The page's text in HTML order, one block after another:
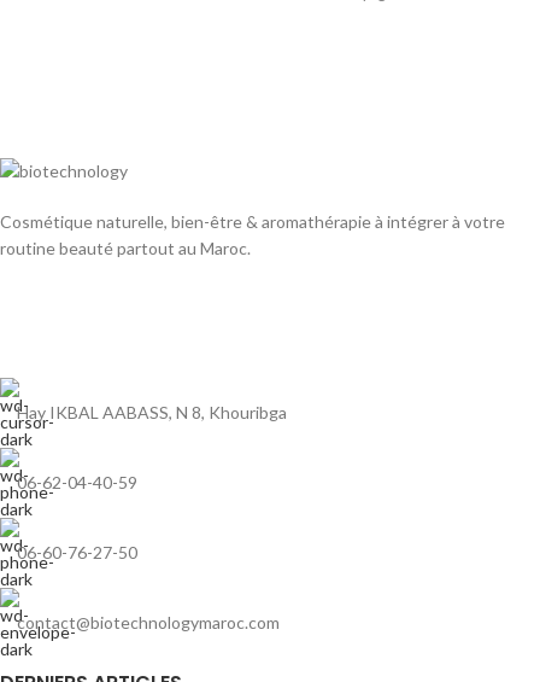
Cosmétique naturelle, bien-être & aromathérapie à intégrer à votre
routine beauté partout au Maroc.
Hay IKBAL AABASS, N 8, Khouribga
06-62-04-40-59
06-60-76-27-50
contact@biotechnologymaroc.com